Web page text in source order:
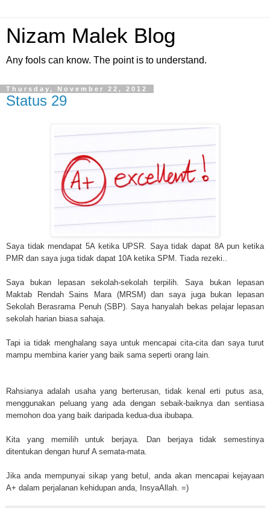
Nizam Malek Blog
Any fools can know. The point is to understand.
Thursday, November 22, 2012
Status 29
Saya tidak mendapat 5A ketika UPSR. Saya tidak dapat 8A pun ketika
PMR dan saya juga tidak dapat 10A ketika SPM. Tiada rezeki..
Saya bukan lepasan sekolah-sekolah terpilih. Saya bukan lepasan
Maktab Rendah Sains Mara (MRSM) dan saya juga bukan lepasan
Sekolah Berasrama Penuh (SBP). Saya hanyalah bekas pelajar lepasan
sekolah harian biasa sahaja.
Tapi ia tidak menghalang saya untuk mencapai cita-cita dan saya turut
mampu membina karier yang baik sama seperti orang lain.
Rahsianya adalah usaha yang berterusan, tidak kenal erti putus asa,
menggunakan peluang yang ada dengan sebaik-baiknya dan sentiasa
memohon doa yang baik daripada kedua-dua ibubapa.
Kita yang memilih untuk berjaya. Dan berjaya tidak semestinya
ditentukan dengan huruf A semata-mata.
Jika anda mempunyai sikap yang betul, anda akan mencapai kejayaan
A+ dalam perjalanan kehidupan anda, InsyaAllah. =)